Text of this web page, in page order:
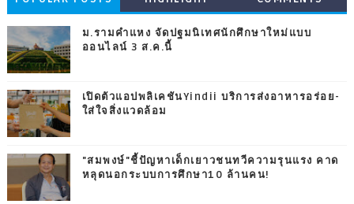
ม.รามคำแหง จัดปฐมนิเทศนักศึกษาใหม่แบบ
ออนไลน์ 3 ส.ค.นี้
เปิดตัวแอปพลิเคชันYindii บริการส่งอาหารอร่อย-
ใส่ใจสิ่งแวดล้อม
"สมพงษ์"ชี้ปัญหาเด็กเยาวชนทวีความรุนแรง คาด
หลุดนอกระบบการศึกษา10 ล้านคน!